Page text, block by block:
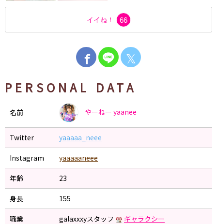
イイね！ 66
𝕏
PERSONAL DATA
名前 やーねー yaanee
Twitter yaaaaa_neee
Instagram yaaaaaneee
年齢 23
身長 155
職業 galaxxxyスタッフ ギャラクシー